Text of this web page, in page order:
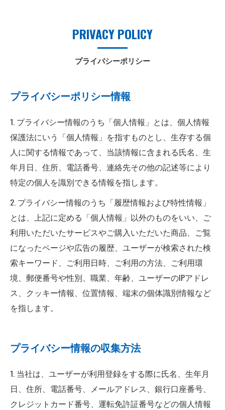
プライバシーポリシー
PRIVACY POLICY
プライバシーポリシー情報
1. プライバシー情報のうち「個人情報」とは、個人情報
保護法にいう「個人情報」を指すものとし、生存する個
人に関する情報であって、当該情報に含まれる氏名、生
年月日、住所、電話番号、連絡先その他の記述等により
特定の個人を識別できる情報を指します。
2. プライバシー情報のうち「履歴情報および特性情報」
とは、上記に定める「個人情報」以外のものをいい、ご
利用いただいたサービスやご購入いただいた商品、ご覧
になったページや広告の履歴、ユーザーが検索された検
索キーワード、ご利用日時、ご利用の方法、ご利用環
境、郵便番号や性別、職業、年齢、ユーザーのIPアドレ
ス、クッキー情報、位置情報、端末の個体識別情報など
を指します。
プライバシー情報の収集方法
1. 当社は、ユーザーが利用登録をする際に氏名、生年月
日、住所、電話番号、メールアドレス、銀行口座番号、
クレジットカード番号、運転免許証番号などの個人情報